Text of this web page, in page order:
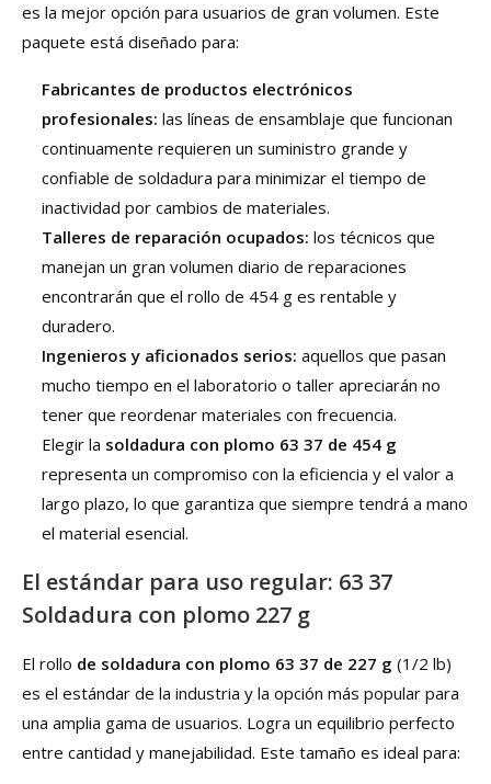
es la mejor opción para usuarios de gran volumen. Este
paquete está diseñado para:
Fabricantes de productos electrónicos
profesionales: las líneas de ensamblaje que funcionan
continuamente requieren un suministro grande y
confiable de soldadura para minimizar el tiempo de
inactividad por cambios de materiales.
Talleres de reparación ocupados: los técnicos que
manejan un gran volumen diario de reparaciones
encontrarán que el rollo de 454 g es rentable y
duradero.
Ingenieros y aficionados serios: aquellos que pasan
mucho tiempo en el laboratorio o taller apreciarán no
tener que reordenar materiales con frecuencia.
Elegir la soldadura con plomo 63 37 de 454 g
representa un compromiso con la eficiencia y el valor a
largo plazo, lo que garantiza que siempre tendrá a mano
el material esencial.
El estándar para uso regular: 63 37
Soldadura con plomo 227 g
El rollo de soldadura con plomo 63 37 de 227 g (1/2 lb)
es el estándar de la industria y la opción más popular para
una amplia gama de usuarios. Logra un equilibrio perfecto
entre cantidad y manejabilidad. Este tamaño es ideal para: